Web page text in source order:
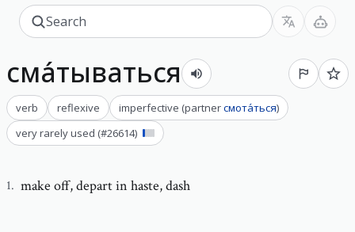
сма́тываться
verb reflexive imperfective (partnerсмота́ться)
very rarely used (#26614)
1. make off,depart in haste, dash